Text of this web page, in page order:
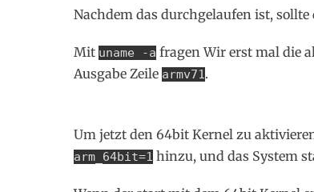
Nachdem das durchgelaufen ist,
Mit uname -a fragen Wir erst mal die
Ausgabe Zeile armv71.
Um jetzt den 64bit Kernel zu
arm_64bit=1 hinzu, und das System